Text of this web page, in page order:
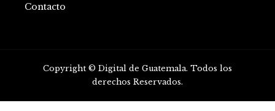
Contacto
Copyright © Digital de Guatemala. Todos los
derechos Reservados.